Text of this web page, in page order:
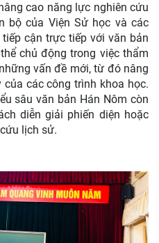
cao năng lực nghiên cứu
bộ của Viện Sử học và các
cận trực tiếp với văn bản
chủ động trong việc thẩm
vấn đề mới, từ đó nâng
các công trình khoa học.
sâu văn bản Hán Nôm còn
diễn giải phiến diện hoặc
lịch sử.